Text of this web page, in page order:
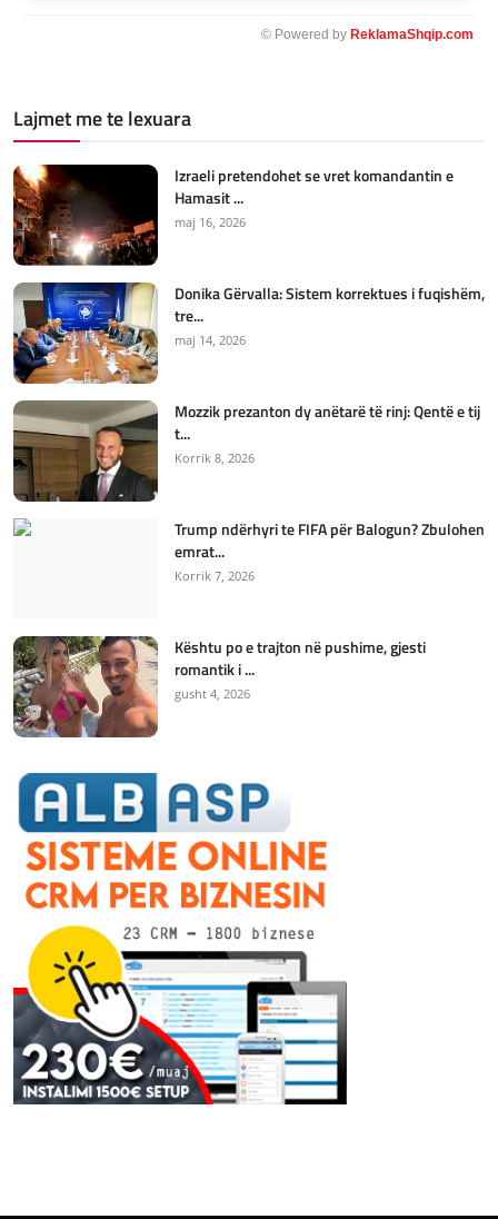
© Powered by ReklamaShqip.com
Lajmet me te lexuara
Izraeli pretendohet se vret komandantin e
Hamasit ...
maj 16, 2026
Donika Gërvalla: Sistem korrektues i fuqishëm,
tre...
maj 14, 2026
Mozzik prezanton dy anëtarë të rinj: Qentë e tij
t...
Korrik 8, 2026
Trump ndërhyri te FIFA për Balogun? Zbulohen
emrat...
Korrik 7, 2026
Kështu po e trajton në pushime, gjesti
romantik i ...
gusht 4, 2026